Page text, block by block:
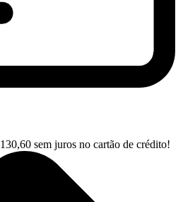
130,60 sem juros no cartão de crédito!